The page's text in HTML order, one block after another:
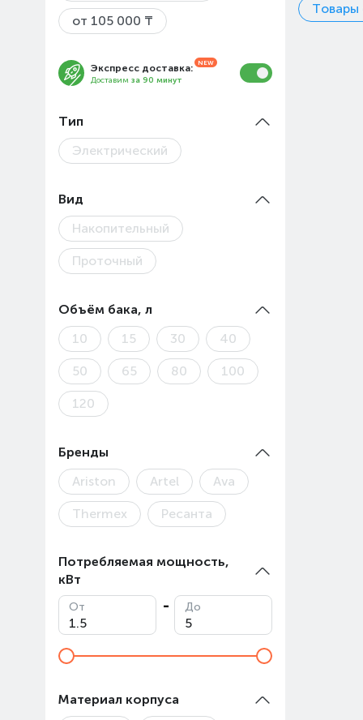
от 105 000 ₸
Экспресс доставка:
Доставим за 90 минут
Тип
Электрический
Вид
Накопительный
Проточный
Объём бака, л
10
15 30 40
50 65 80 100
120
Бренды
Ariston
Artel Ava
Thermex Ресанта
Потребляемая мощность,
кВт
От До
Материал корпуса
Товары